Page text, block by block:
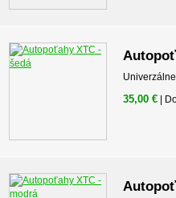
35,00 € |